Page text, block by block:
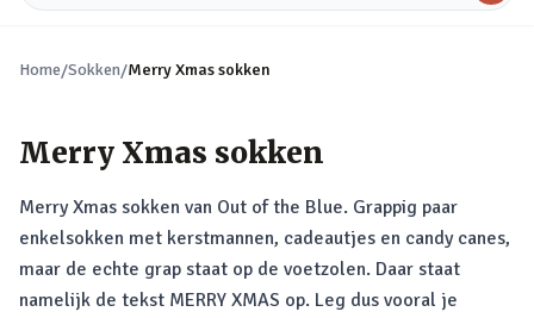
Home/Sokken/Merry Xmas sokken
Merry Xmas sokken
Merry Xmas sokken van Out of the Blue. Grappig paar
enkelsokken met kerstmannen, cadeautjes en candy canes,
maar de echte grap staat op de voetzolen. Daar staat
namelijk de tekst MERRY XMAS op. Leg dus vooral je